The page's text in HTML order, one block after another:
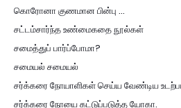
கொரோனா குணமான பின்பு ...
சட்டம்சார்ந்த உண்மைகதை நூல்கள்
சமைத்துப் பார்ப்போமா?
சமையல் சமையல்
சர்க்கரை நோயாளிகள் செய்ய வேண்டிய
சர்க்கரை நோயை கட்டுப்படுத்த யோகா.